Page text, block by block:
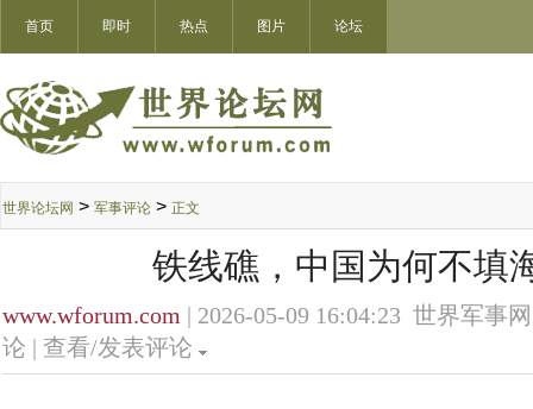
首页 即时 热点 图片 论坛
世界论坛网 > 军事评论 > 正文
铁线礁，中国为何不填
www.wforum.com | 2026-05-09 16:04:23 世界军事
论 | 查看/发表评论